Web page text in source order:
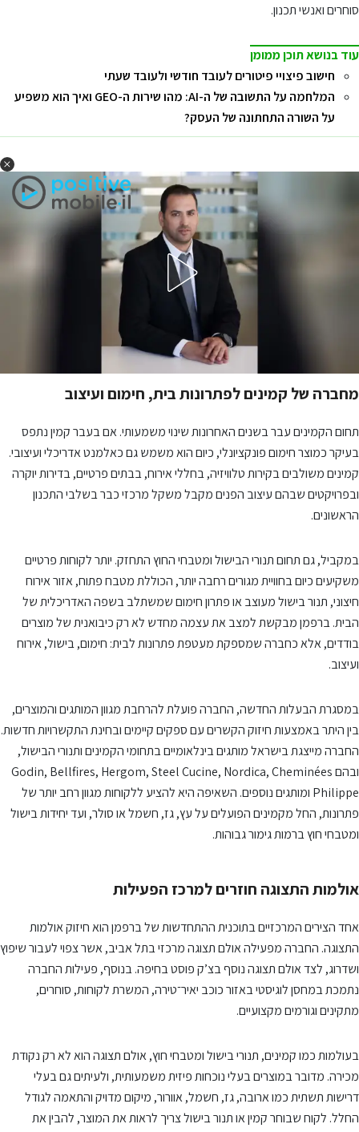
סוחרים ואנשי תכנון.
עוד בנושא תוכן ממומן
חישוב פיצויי פיטורים לעובד חודשי ולעובד שעתי
המלחמה על התשובה של ה-AI: מהו שירות ה-GEO ואיך הוא משפיע
על השורה התחתונה של העסק?
מחברה של קמינים לפתרונות בית, חימום ועיצוב
תחום הקמינים עבר בשנים האחרונות שינוי משמעותי. אם בעבר קמין נתפס
בעיקר כמוצר חימום פונקציונלי, כיום הוא משמש גם כאלמנט אדריכלי ועיצובי.
קמינים משולבים בקירות טלוויזיה, בחללי אירוח, בבתים פרטיים, בדירות יוקרה
ובפרויקטים שבהם עיצוב הפנים מקבל משקל מרכזי כבר בשלבי התכנון
הראשונים.
במקביל, גם תחום תנורי הבישול ומטבחי החוץ התחזק. יותר לקוחות פרטיים
משקיעים כיום בחוויית מגורים רחבה יותר, הכוללת מטבח פתוח, אזור אירוח
חיצוני, תנור בישול מעוצב או פתרון חימום שמשתלב בשפה האדריכלית של
הבית. ברפמן מבקשת למצב את עצמה מחדש לא רק כיבואנית של מוצרים
בודדים, אלא כחברה שמספקת מעטפת פתרונות לבית: חימום, בישול, אירוח
ועיצוב.
במסגרת הבעלות החדשה, החברה פועלת להרחבת מגוון המותגים והמוצרים,
בין היתר באמצעות חיזוק הקשרים עם ספקים קיימים ובחינת התקשרויות חדשות.
החברה מייצגת בישראל מותגים בינלאומיים בתחומי הקמינים ותנורי הבישול,
ובהם Godin, Bellfires, Hergom, Steel Cucine, Nordica, Cheminées
Philippe ומותגים נוספים. השאיפה היא להציע ללקוחות מגוון רחב יותר של
פתרונות, החל מקמינים הפועלים על עץ, גז, חשמל או סולר, ועד יחידות בישול
ומטבחי חוץ ברמות גימור גבוהות.
אולמות התצוגה חוזרים למרכז הפעילות
אחד הצירים המרכזיים בתוכנית ההתחדשות של ברפמן הוא חיזוק אולמות
התצוגה. החברה מפעילה אולם תצוגה מרכזי בתל אביב, אשר צפוי לעבור שיפוץ
ושדרוג, לצד אולם תצוגה נוסף בצ’ק פוסט בחיפה. בנוסף, פעילות החברה
נתמכת במחסן לוגיסטי באזור כוכב יאיר־טירה, המשרת לקוחות, סוחרים,
מתקינים וגורמים מקצועיים.
בעולמות כמו קמינים, תנורי בישול ומטבחי חוץ, אולם תצוגה הוא לא רק נקודת
מכירה. מדובר במוצרים בעלי נוכחות פיזית משמעותית, ולעיתים גם בעלי
דרישות תשתית כמו ארובה, גז, חשמל, אוורור, מיקום מדויק והתאמה לגודל
החלל. לקוח שבוחר קמין או תנור בישול צריך לראות את המוצר, להבין את